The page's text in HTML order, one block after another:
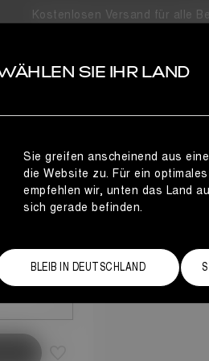
Kostenlosen Versand für alle
SIE IHR LAND
Sie greifen anscheinend aus
die Website zu. Für ein
empfehlen wir, unten das Land
sich gerade befinden.
BLEIB IN DEUTSCHLAND